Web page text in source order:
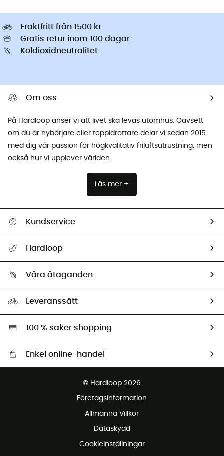
Fraktfritt från 1500 kr
Gratis retur inom 100 dagar
Koldioxidneutralitet
Om oss
På Hardloop anser vi att livet ska levas utomhus. Oavsett
om du är nybörjare eller toppidrottare delar vi sedan 2015
med dig vår passion för högkvalitativ friluftsutrustning, men
också hur vi upplever världen.
Läs mer +
Kundservice
Retur & återbetalning
Hardloop
Ambassadörer
Våra åtaganden
Miljöanpassat urval
Leveranssätt
100 % säker shopping
Enkel online-handel
Gratis retur inom 100 dagar
© Hardloop 2026
Företagsinformation
Allmänna Villkor
Dataskydd
Cookieinställningar